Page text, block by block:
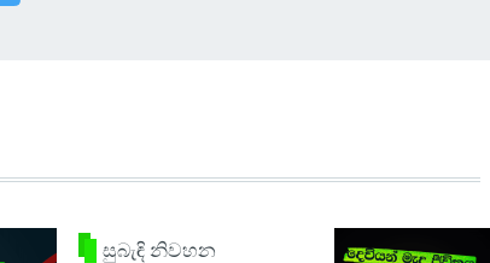
සුබැඳි නිවහන